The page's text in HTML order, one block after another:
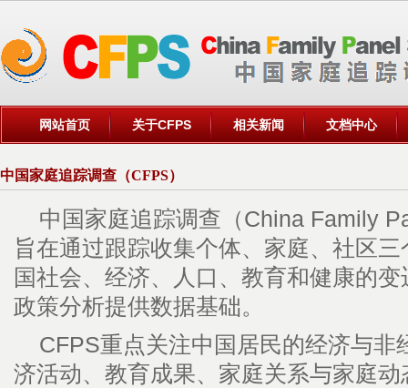
网站首页 关于CFPS 相关新闻 文档中心
中国家庭追踪调查（CFPS）
中国家庭追踪调查（China Family
旨在通过跟踪收集个体、家庭、社区
国社会、经济、人口、教育和健康的
政策分析提供数据基础。
CFPS重点关注中国居民的经济与非
济活动、教育成果、家庭关系与家庭